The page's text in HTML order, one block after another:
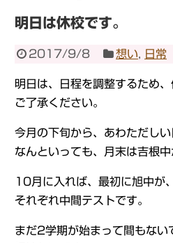
明日は休校です。
2017/9/8 想い 日常
明日は、日程を調整するため、
ご了承ください。
今月の下旬から、あわただしい
なんといっても、月末は吉根中
10月に入れば、最初に旭中が
それぞれ中間テストです。
まだ2学期が始まって間もない